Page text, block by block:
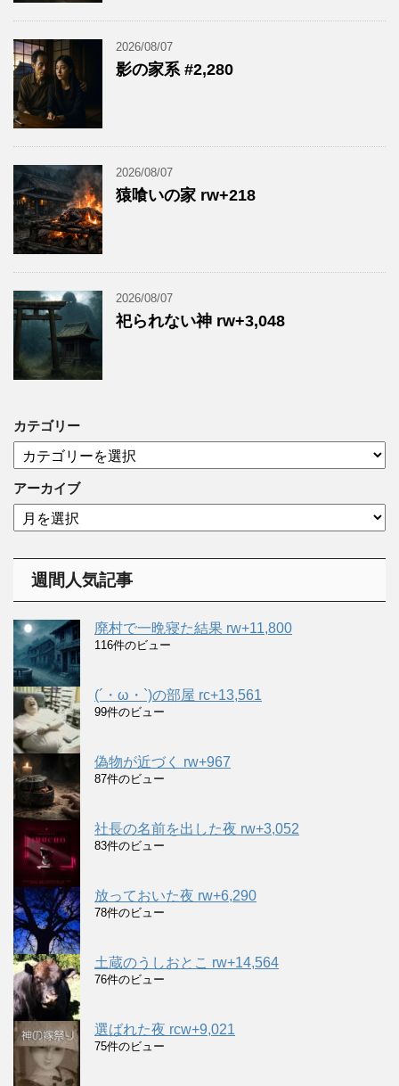
2026/08/07
影の家系 #2,280
2026/08/07
猿喰いの家 rw+218
2026/08/07
祀られない神 rw+3,048
カテゴリー
テ
ゴ
リ
ー
アーカイブ
ア
ー
週間人気記事
廃村で一晩寝た結果 rw+11,800
116件のビュー
(´・ω・`)の部屋 rc+13,561
99件のビュー
偽物が近づく rw+967
87件のビュー
社長の名前を出した夜 rw+3,052
83件のビュー
放っておいた夜 rw+6,290
78件のビュー
土蔵のうしおとこ rw+14,564
76件のビュー
選ばれた夜 rcw+9,021
75件のビュー